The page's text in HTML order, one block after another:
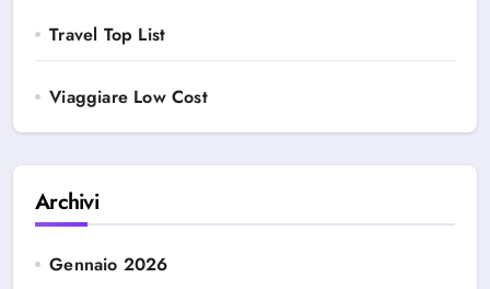
Travel Top List
Viaggiare Low Cost
Archivi
Gennaio 2026